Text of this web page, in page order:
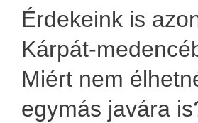
Érdekeink is
Kárpát-
Miért nem
egymás javára